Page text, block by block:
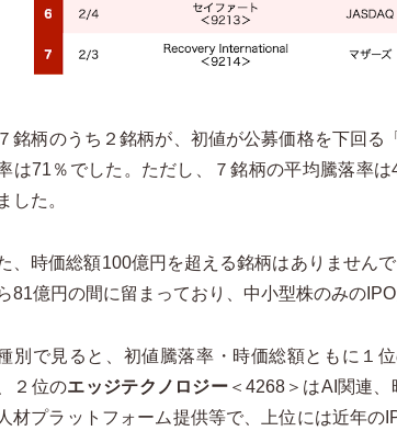
銘柄のうち２銘柄が、初値が公募価格を下回る「
は71％ でした。ただし、７銘柄の平均騰落率は
した。
、時価総額100億円を超える銘柄はありません
81億円の間に留まっており、中小型株のみの
別で見ると、初値騰落率・時価総額ともに １
２ 位のエッジテクノロジー ＜4268＞はAI 関連、
材プラットフォーム提供等で、上位には近年の